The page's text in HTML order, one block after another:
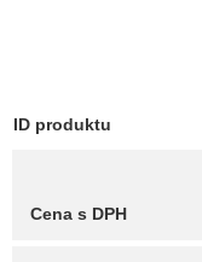
ID produktu
Cena s DPH